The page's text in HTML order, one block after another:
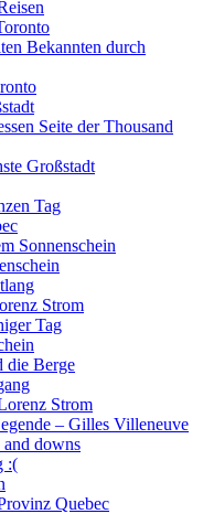
Bekannten durch
Seite der Thousand
Großstadt
Tag
Sonnenschein
Strom
Tag
die Berge
Strom
– Gilles Villeneuve
downs
:(
Quebec